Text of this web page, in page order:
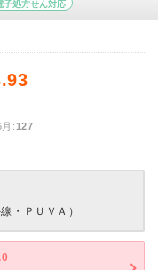
子処方せん対応
:127
・ＰＵＶＡ）